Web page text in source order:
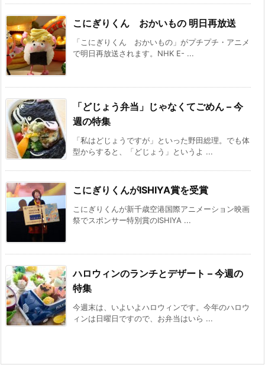
こにぎりくん おかいもの 明日再放送
「こにぎりくん おかいもの」がプチプチ・アニメ
で明日再放送されます。NHK E- ...
「どじょう弁当」じゃなくてごめん – 今
週の特集
「私はどじょうですが」といった野田総理。でも体
型からすると、「どじょう」というよ ...
こにぎりくんがISHIYA賞を受賞
こにぎりくんが新千歳空港国際アニメーション映画
祭でスポンサー特別賞のISHIYA ...
ハロウィンのランチとデザート – 今週の
特集
今週末は、いよいよハロウィンです。今年のハロウ
ィンは日曜日ですので、お弁当はいら ...